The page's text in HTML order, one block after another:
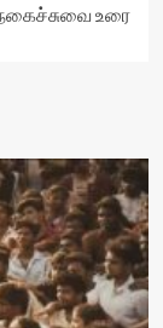
உரை